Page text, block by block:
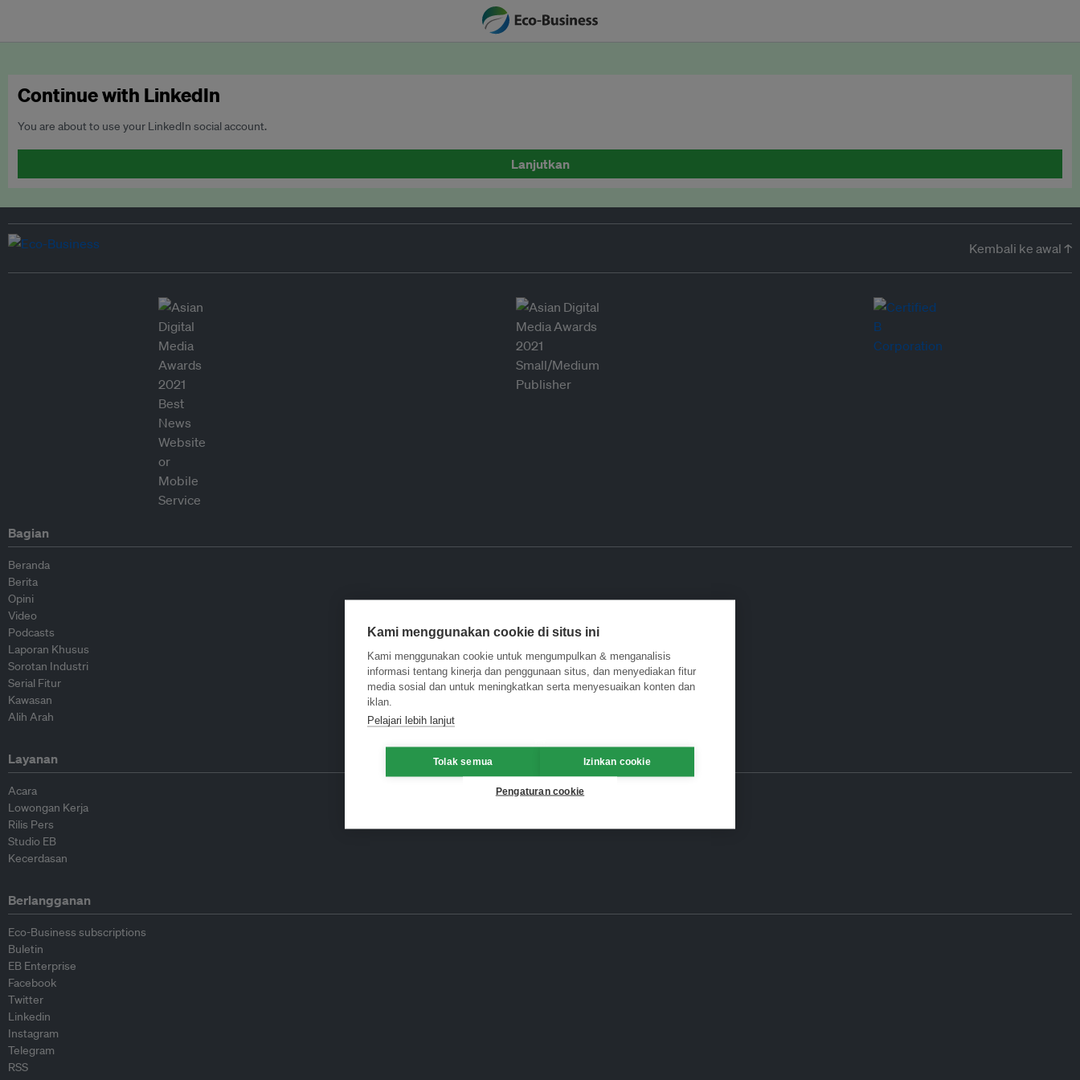
Continue with LinkedIn
You are about to use your LinkedIn social account.
Lanjutkan
Kembali ke awal ↑
Bagian
Beranda
Berita
Opini
Video
Podcasts
Laporan Khusus
Sorotan Industri
Serial Fitur
Kawasan
Alih Arah
Layanan
Acara
Lowongan Kerja
Rilis Pers
Studio EB
Kecerdasan
Berlangganan
Eco-Business subscriptions
Buletin
EB Enterprise
Facebook
Twitter
Linkedin
Instagram
Telegram
RSS
Kami menggunakan cookie di situs ini
Kami menggunakan cookie untuk mengumpulkan & menganalisis
informasi tentang kinerja dan penggunaan situs, dan menyediakan fitur
media sosial dan untuk meningkatkan serta menyesuaikan konten dan
iklan.
Pelajari lebih lanjut
Tolak semua Izinkan cookie
Pengaturan cookie